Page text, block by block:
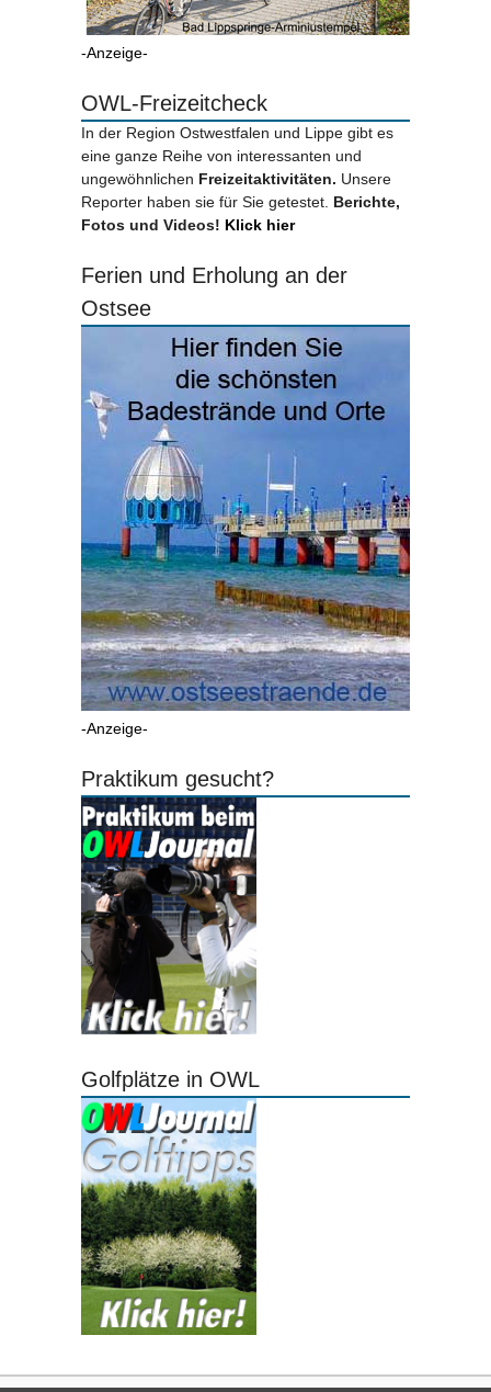
-Anzeige-
OWL-Freizeitcheck
In der Region Ostwestfalen und Lippe gibt es
eine ganze Reihe von interessanten und
ungewöhnlichen Freizeitaktivitäten. Unsere
Reporter haben sie für Sie getestet. Berichte,
Fotos und Videos! Klick hier
Ferien und Erholung an der
Ostsee
-Anzeige-
Praktikum gesucht?
Golfplätze in OWL